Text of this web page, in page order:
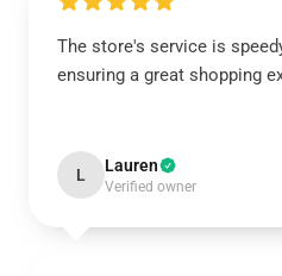
The store's service is
ensuring a great shopping
L Lauren
Verified owner